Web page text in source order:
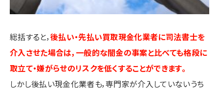
総括すると，後払い・先払い買取現金化業者に司法書士を
介入させた場合は，一般的な闇金の事案と比べても格段に
取立て・嫌がらせのリスクを低くすることができます。
しかし後払い現金化業者も，専門家が介入していないうち